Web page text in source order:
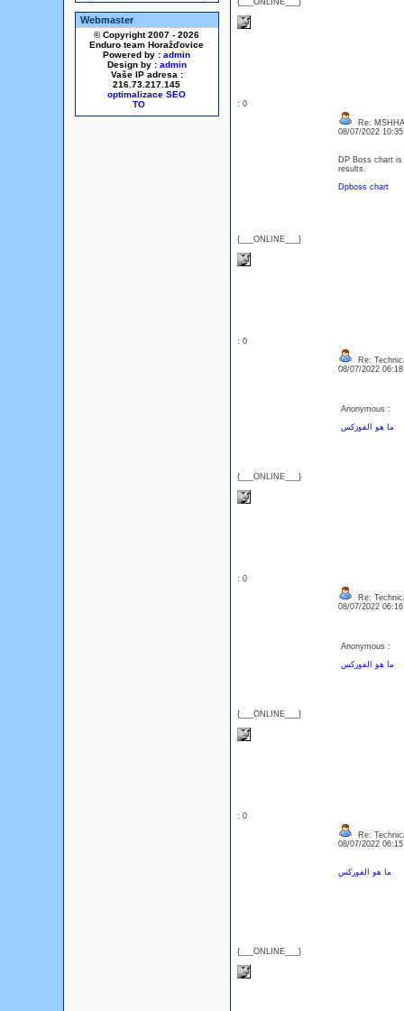
Webmaster
© Copyright 2007 - 2026
Enduro team Horažďovice
Powered by : admin
Design by : admin
Vaše IP adresa :
216.73.217.145
optimalizace SEO
{___ONLINE___}
: 0
{___ONLINE___}
Re:
08/07/2022
DP Boss chart
results.
Dpboss chart
: 0
{___ONLINE___}
Re:
08/07/2022
Anonymous :
ما هو الفوركس
: 0
{___ONLINE___}
Re:
08/07/2022
Anonymous :
ما هو الفوركس
: 0
{___ONLINE___}
Re:
08/07/2022
ما هو الفوركس